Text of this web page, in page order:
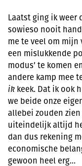
Laatst ging ik weer
sowieso nooit
me te veel om mijn
een mislukkende
modus’ te komen
andere kamp mee
ik keek. Dat ik ook
we beide onze
allebei zouden
uiteindelijk altijd
dan dus rekening
economische
gewoon heel erg…